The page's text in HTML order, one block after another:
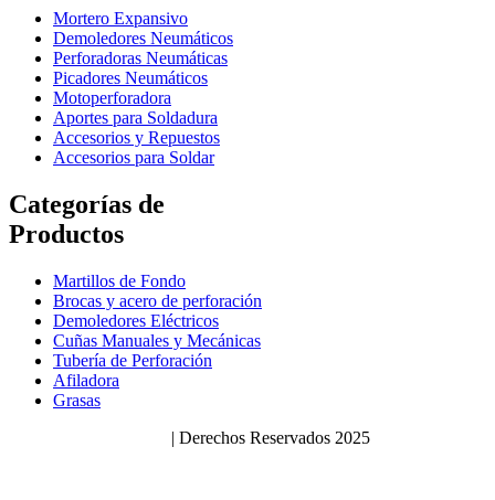
Mortero Expansivo
Demoledores Neumáticos
Perforadoras Neumáticas
Picadores Neumáticos
Motoperforadora
Aportes para Soldadura
Accesorios y Repuestos
Accesorios para Soldar
Categorías de
Productos
Martillos de Fondo
Brocas y acero de perforación
Demoledores Eléctricos
Cuñas Manuales y Mecánicas
Tubería de Perforación
Afiladora
Grasas
| Derechos Reservados 2025